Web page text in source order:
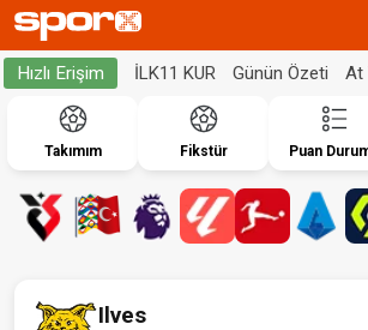
Hızlı Erişim İLK11 KUR Günün Özeti At
Takımım Fikstür Puan
Ilves